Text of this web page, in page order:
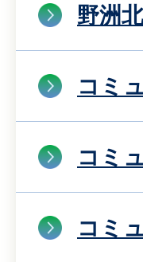
野洲
コミ
コミ
コミ